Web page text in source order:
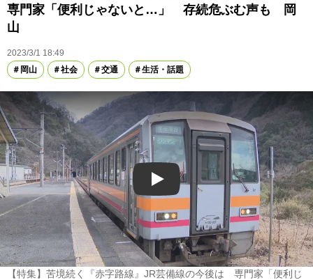
専門家「便利じゃないと…」 存続危ぶむ声も 岡
山
2023/3/1 18:49
岡山
社会 交通 生活・話題
Play
【特集】苦境続く『赤字路線』JR芸備線の今後は 専門家「便利じ